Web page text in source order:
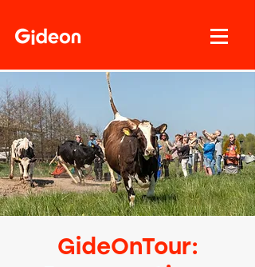
GideOnTour: